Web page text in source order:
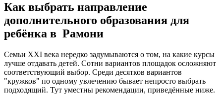
Как выбрать направление
дополнительного образования для
ребёнка в Рамони
Семьи XXI века нередко задумываются о том, на какие курсы
лучше отдавать детей. Сотни вариантов площадок осложняют
соответствующий выбор. Среди десятков вариантов
"кружков" по одному увлечению бывает непросто выбрать
подходящий. Тут уместны рекомендации, приведённые ниже.